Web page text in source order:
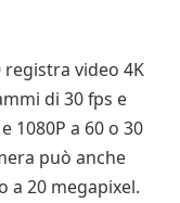
registra video 4K
di 30 fps e
1080P a 60 o 30
può anche
a 20 megapixel.